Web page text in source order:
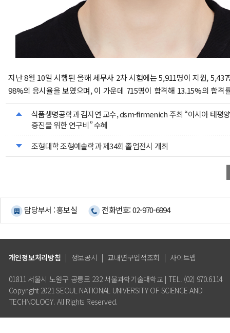
지난 8월 10일 시행된 올해 세무사 2차 시험에는 5,911명이 지원,
98%의 응시율을 보였으며, 이 가운데 715명이 합격해 13.15%의 합격
식품생명공학과 김지연 교수, dsm-firmenich 주최 “아시아 태평
증진을 위한 연구비” 수혜
조형대학 조형예술학과 제34회 졸업전시 개최
담당부서 : 홍보실 전화번호: 02-970-6994
개인정보처리방침 | 정보공시 | 교내연구업적조회 | 사이트맵
01811 서울시 노원구 공릉로 232 서울과학기술대학교 | TEL. (02) 970.6114
Copyright 2021 SEOUL NATIONAL UNIVERSITY OF SCIENCE AND
TECHNOLOGY. All Rights Reserved.